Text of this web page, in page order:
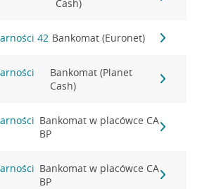
Cash)
42 Bankomat (Euronet)
Bankomat (Planet
Cash)
Bankomat w placówce CA
BP
Bankomat w placówce CA
BP